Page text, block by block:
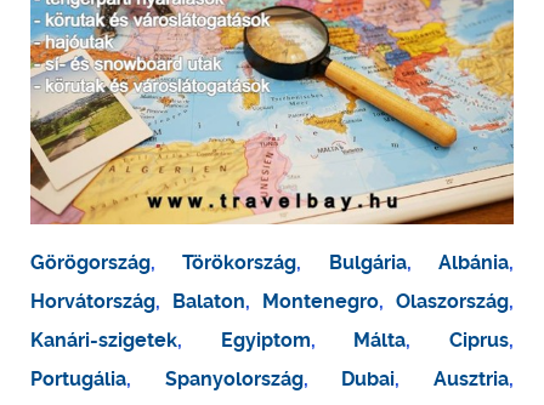
Görögország,Törökország, Bulgária,Albánia,
Horvátország, Balaton, Montenegro, Olaszország,
Kanári-szigetek, Egyiptom, Málta,Ciprus,
Portugália, Spanyolország, Dubai,Ausztria,